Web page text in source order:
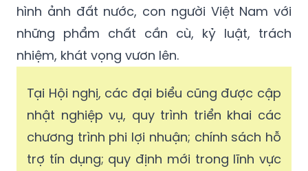
hình ảnh đất nước, con người Việt Nam với
những phẩm chất cần cù, kỷ luật, trách
nhiệm, khát vọng vươn lên.
Tại Hội nghị, các đại biểu cũng được cập
nhật nghiệp vụ, quy trình triển khai các
chương trình phi lợi nhuận; chính sách hỗ
trợ tín dụng; quy định mới trong lĩnh vực